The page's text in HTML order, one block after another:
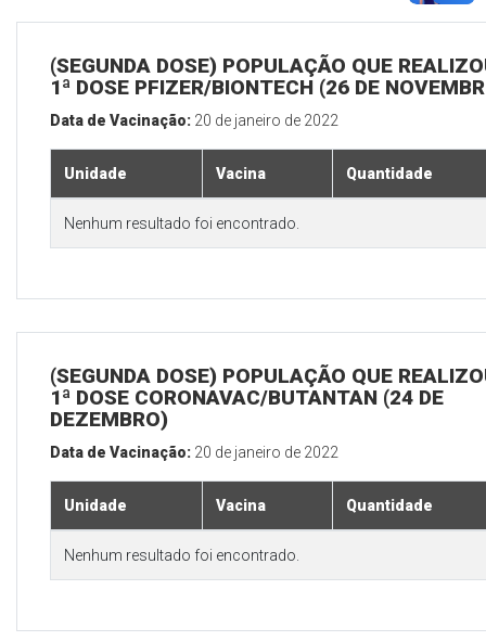
(SEGUNDA DOSE) POPULAÇÃO QUE
1ª DOSE PFIZER/BIONTECH (26 DE
Data de Vacinação: 20 de janeiro de 2022
Unidade Vacina Quantidade
Nenhum resultado foi encontrado.
(SEGUNDA DOSE) POPULAÇÃO QUE
1ª DOSE CORONAVAC/BUTANTAN (24 DE
DEZEMBRO)
Data de Vacinação: 20 de janeiro de 2022
Unidade Vacina Quantidade
Nenhum resultado foi encontrado.